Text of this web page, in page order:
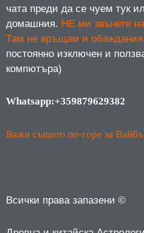
чата преди да се чуем тук
домашния. НЕ ми звънете
Там не връщам и
постоянно изключен и
компютъра)
Whatsapp:+359879629382
Важи същото по-горе за
Всички права запазени ©